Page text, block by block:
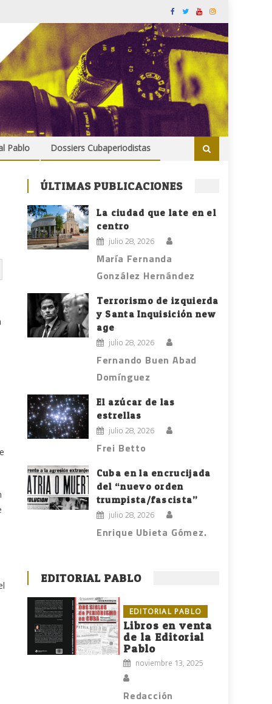
Pablo Dossiers Cubaperiodistas
ÚLTIMAS PUBLICACIONES
La ciudad que late en el
centro
julio 28, 2026
María Fernanda
González Hernández
Terrorismo de izquierda
y Santa Inquisición new
age
julio 28, 2026
Fernando Buen Abad
Domínguez
El azúcar de las
estrellas
julio 28, 2026
Frei Betto
Cuba en la encrucijada
del “nuevo orden
trumpista/fascista”
julio 28, 2026
Enrique Ubieta Gómez.
EDITORIAL PABLO
EDITORIAL PABLO
Libros en venta
de la Editorial
Pablo
noviembre 13, 2025
Redacción